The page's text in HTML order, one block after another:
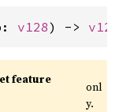
v128) -> v128
and target feature
onl
y.